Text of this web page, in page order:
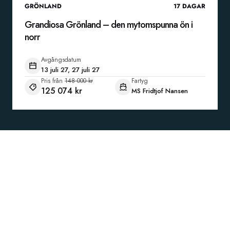
GRÖNLAND 17 DAGAR
Grandiosa Grönland – den mytomspunna ön i
norr
Avgångsdatum
13 juli 27, 27 juli 27
Pris från 148 000 kr
125 074 kr
Fartyg
MS Fridtjof Nansen